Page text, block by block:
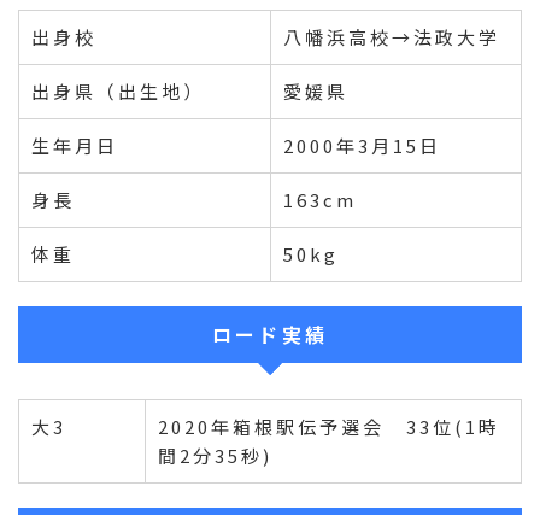
出身校 八幡浜高校→法政大学
出身県（出生地） 愛媛県
生年月日 2000年3月15日
身長 163cm
体重 50kg
ロード実績
大3
2020年箱根駅伝予選会 33位(1時
間2分35秒)